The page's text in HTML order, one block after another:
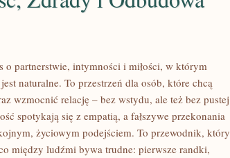
o partnerstwie, intymności i miłości, w którym
naturalne. To przestrzeń dla osób, które chcą
wzmocnić relację – bez wstydu, ale też bez pustej
spotykają się z empatią, a fałszywe przekonania
życiowym podejściem. To przewodnik, który
między ludźmi bywa trudne: pierwsze randki,